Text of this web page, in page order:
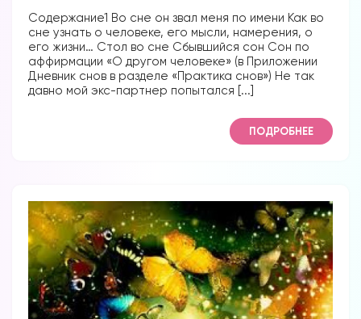
Содержание1 Во сне он звал меня по имени Как во
сне узнать о человеке, его мысли, намерения, о
его жизни… Стол во сне Сбывшийся сон Сон по
аффирмации «О другом человеке» (в Приложении
Дневник снов в разделе «Практика снов») Не так
давно мой экс-партнер попытался [...]
ПОДРОБНЕЕ